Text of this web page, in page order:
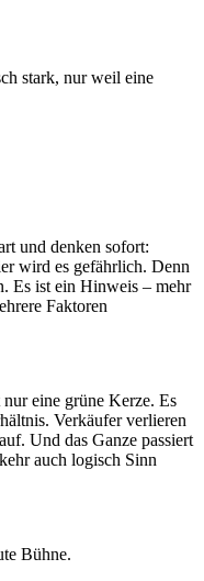
stark, nur weil eine
und denken sofort:
wird es gefährlich. Denn
Es ist ein Hinweis – mehr
Faktoren
eine grüne Kerze. Es
Verkäufer verlieren
Und das Ganze passiert
auch logisch Sinn
Bühne.